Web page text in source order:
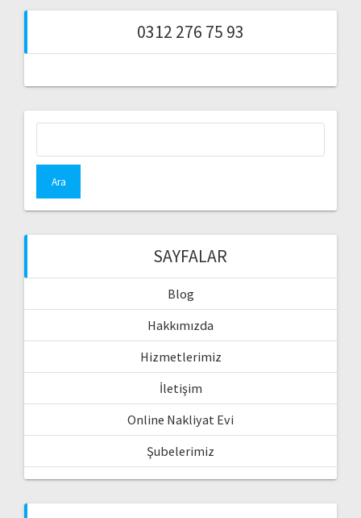
0312 276 75 93
SAYFALAR
Blog
Hakkımızda
Hizmetlerimiz
İletişim
Online Nakliyat Evi
Şubelerimiz